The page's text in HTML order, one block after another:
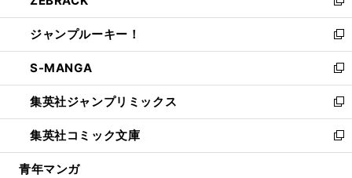
開
く
ウ
で
開
く
ン
ド
ウ
で
開
く
い
ウ
ィ
ン
ド
ウ
で
開
く
新
し
い
ウ
ィ
ン
ド
ウ
で
開
ジャンプルーキー！
新
し
い
ウ
ィ
ン
ド
ウ
S-MANGA
新
し
い
ウ
ィ
ン
集英社ジャンプリミックス
新
し
い
ウ
集英社コミック文庫
新
し
青年マンガ